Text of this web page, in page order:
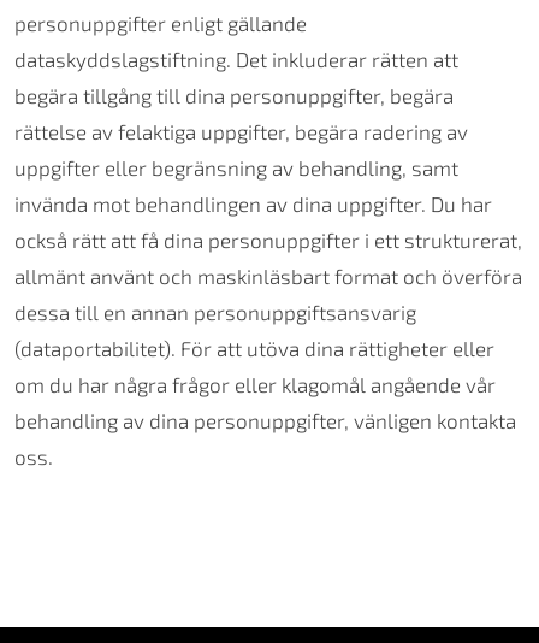
personuppgifter enligt gällande
dataskyddslagstiftning. Det inkluderar rätten att
begära tillgång till dina personuppgifter, begära
rättelse av felaktiga uppgifter, begära radering av
uppgifter eller begränsning av behandling, samt
invända mot behandlingen av dina uppgifter. Du har
också rätt att få dina personuppgifter i ett strukturerat,
allmänt använt och maskinläsbart format och överföra
dessa till en annan personuppgiftsansvarig
(dataportabilitet). För att utöva dina rättigheter eller
om du har några frågor eller klagomål angående vår
behandling av dina personuppgifter, vänligen kontakta
oss.